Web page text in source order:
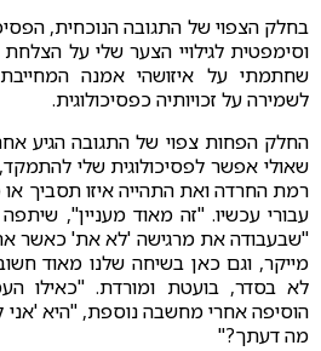
בחלק הצפוי של התגובה הנוכחית,
וסימפטית לגילויי הצער שלי על
שחתמתי על איזושהי אמנה
לשמירה על זכויותיה כפסיכולוגית.
החלק הפחות צפוי של התגובה הגיע
שאולי אפשר לפסיכולוגית שלי
רמת החרדה ואת התהייה איזו תסביך או
עבורי עכשיו. "זה מאוד מעניין", שיתפה
"שבעבודה את מרגישה 'לא את' כאשר
מייקר, וגם כאן בשיחה שלנו מאוד
לא בסדר, בועטת ומורדת. "כאילו
הוסיפה אחרי מחשבה נוספת, "היא
מה דעתך?"